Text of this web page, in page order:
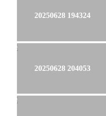
20250628 194324
20250628 204053